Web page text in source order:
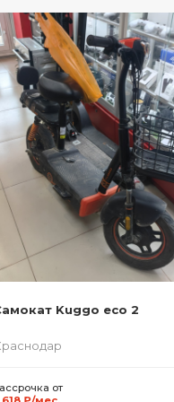
Kuggo eco 2
от